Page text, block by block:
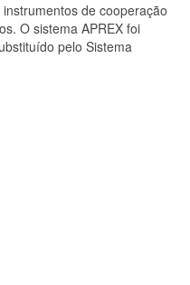
de cooperação
O sistema APREX foi
pelo Sistema